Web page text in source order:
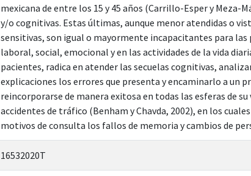
mexicana de entre los 15 y 45 años (Carrillo-Esper y Meza-
y/o cognitivas. Estas últimas, aunque menor atendidas o
sensitivas, son igual o mayormente incapacitantes para
laboral, social, emocional y en las actividades de la vida
pacientes, radica en atender las secuelas cognitivas,
explicaciones los errores que presenta y encaminarlo a un
reincorporarse de manera exitosa en todas las esferas de su
accidentes de tráfico (Benham y Chavda, 2002), en los
motivos de consulta los fallos de memoria y cambios de
16532020T